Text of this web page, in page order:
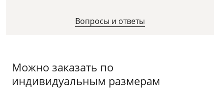
Вопросы и ответы
Можно заказать по
индивидуальным размерам